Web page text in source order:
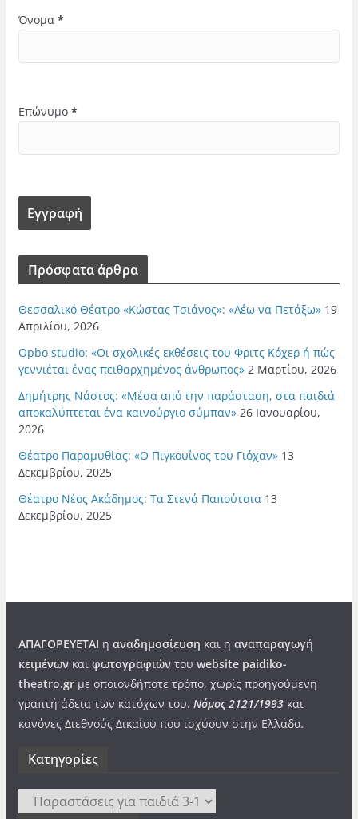
Όνομα *
Επώνυμο *
Πρόσφατα άρθρα
Θεσσαλικό Θέατρο «Κώστας Τσιάνος»: «Λέω να Πετάξω» 19
Απριλίου, 2026
Opbo studio: «Οι σχολικές εκθέσεις του Φριτς Κόχερ ή πώς
γεννιέται ένας πειθαρχημένος άνθρωπος» 2 Μαρτίου, 2026
Δημήτρης Νάστος: «Μέσα από την παράσταση, στα παιδιά
αποκαλύπτεται ένα καινούργιο σύμπαν» 26 Ιανουαρίου,
2026
Θέατρο Παραμυθίας: «Ο Πιγκουίνος του Γιόχαν» 13
Δεκεμβρίου, 2025
Θέατρο Νέος Ακάδημος: Τα Στενά Παπούτσια 13
Δεκεμβρίου, 2025
ΑΠΑΓΟΡΕΥΕΤΑΙ η αναδημοσίευση και η αναπαραγωγή
κειμένωνκαι φωτογραφιώντου website paidiko-
theatro.grμε οποιονδήποτε τρόπο, χωρίς προηγούμενη
γραπτή άδεια των κατόχων του. Νόμος 2121/1993και
κανόνες Διεθνούς Δικαίου που ισχύουν στην Ελλάδα.
Kατηγορίες
Kατηγορίες